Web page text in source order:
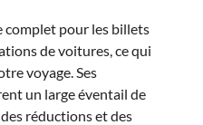
complet pour les billets
de voitures, ce qui
voyage. Ses
un large éventail de
réductions et des